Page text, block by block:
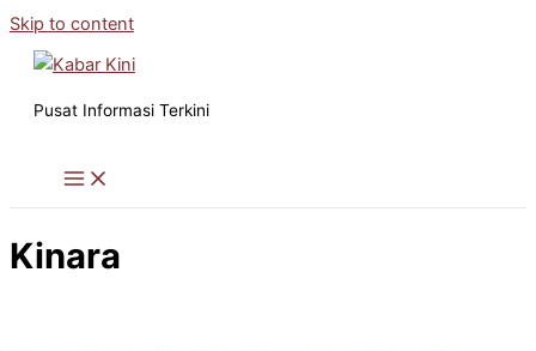
Skip to content
Pusat Informasi Terkini
Kinara